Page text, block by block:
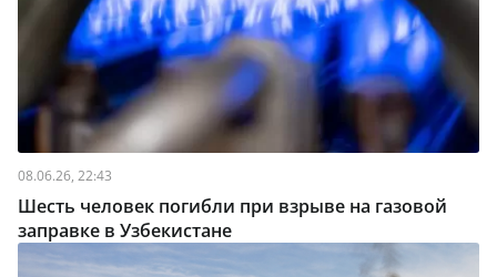
08.06.26, 22:43
Шесть человек погибли при взрыве на газовой
заправке в Узбекистане